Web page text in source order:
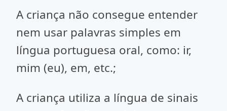
A criança não consegue entender
nem usar palavras simples em
língua portuguesa oral, como: ir,
mim (eu), em, etc.;
A criança utiliza a língua de sinais